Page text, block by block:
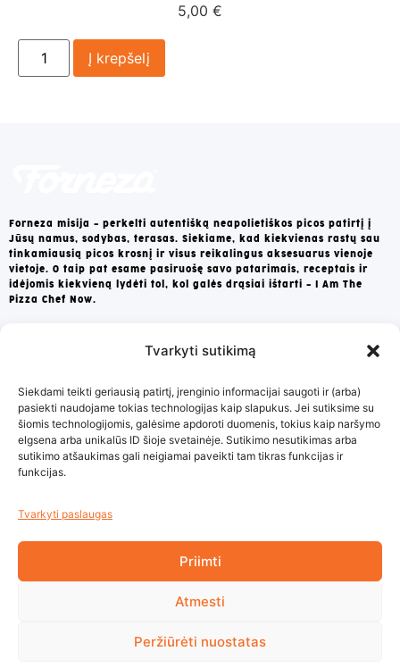
Tvarkyti sutikimą
Siekdami teikti geriausią patirtį, įrenginio informacijai saugoti ir (arba)
pasiekti naudojame tokias technologijas kaip slapukus. Jei sutiksime su
šiomis technologijomis, galėsime apdoroti duomenis, tokius kaip naršymo
elgsena arba unikalūs ID šioje svetainėje. Sutikimo nesutikimas arba
sutikimo atšaukimas gali neigiamai paveikti tam tikras funkcijas ir
funkcijas.
Tvarkyti paslaugas
Priimti
Atmesti
Peržiūrėti nuostatas
5,00 €
Į krepšelį
Forneza misija – perkelti autentišką neapolietiškos picos patirtį į
Jūsų namus, sodybas, terasas. Siekiame, kad kiekvienas rastų sau
tinkamiausią picos krosnį ir visus reikalingus aksesuarus vienoje
vietoje. O taip pat esame pasiruošę savo patarimais, receptais ir
idėjomis kiekvieną lydėti tol, kol galės drąsiai ištarti – I Am The
Pizza Chef Now.
Tapti partneriu
Grąžinimo sąlygos
Privatumo Politika